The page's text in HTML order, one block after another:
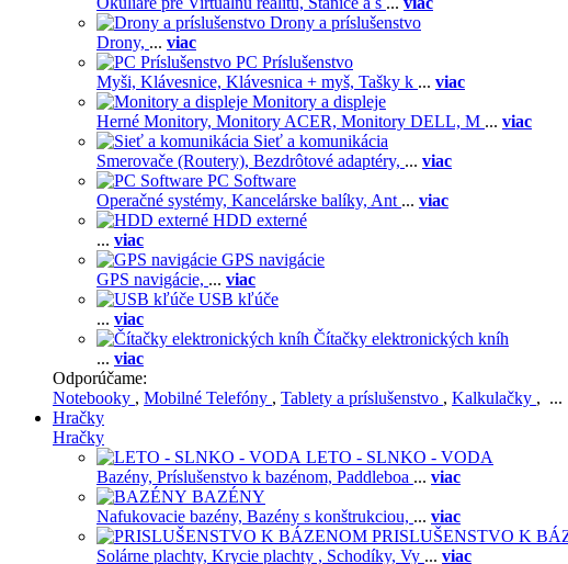
Drony a príslušenstvo
Drony, ... viac
PC Príslušenstvo
Myši, Klávesnice, Klávesnica + myš, Tašky k ... viac
Monitory a displeje
Herné Monitory, Monitory ACER, Monitory DELL, M ... viac
Sieť a komunikácia
Smerovače (Routery), Bezdrôtové adaptéry, ... viac
PC Software
Operačné systémy, Kancelárske balíky, Ant ... viac
HDD externé
... viac
GPS navigácie
GPS navigácie, ... viac
USB kľúče
... viac
Čítačky elektronických kníh
... viac
Odporúčame:
Notebooky , Mobilné Telefóny , Tablety a príslušenstvo , Kalkulačky , ...
Hračky
Hračky
LETO - SLNKO - VODA
Bazény, Príslušenstvo k bazénom, Paddleboa ... viac
BAZÉNY
Nafukovacie bazény, Bazény s konštrukciou, ... viac
PRISLUŠENSTVO K
Solárne plachty, Krycie plachty , Schodíky, Vy ... viac